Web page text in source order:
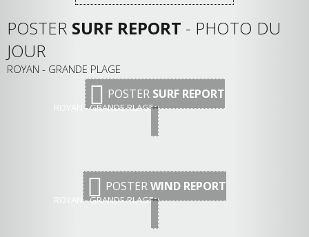
POSTER SURF REPORT - PHOTO DU
JOUR
ROYAN - GRANDE PLAGE
POSTER SURF REPORT
ROYAN - GRANDE PLAGE
POSTERWIND REPORT
ROYAN - GRANDE PLAGE